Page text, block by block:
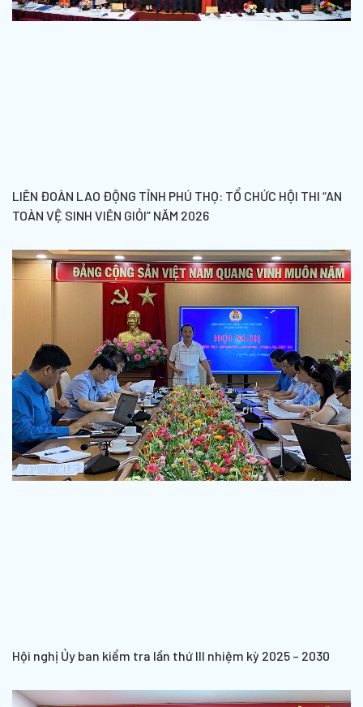
LIÊN ĐOÀN LAO ĐỘNG TỈNH PHÚ THỌ: TỔ CHỨC HỘI THI “AN
TOÀN VỆ SINH VIÊN GIỎI” NĂM 2026
Hội nghị Ủy ban kiểm tra lần thứ III nhiệm kỳ 2025 – 2030